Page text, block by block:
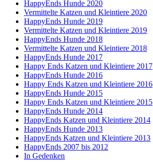
HappyEnds Hunde 2020
Vermittelte Katzen und Kleintiere 2020
HappyEnds Hunde 2019
Vermittelte Katzen und Kleintiere 2019
HappyEnds Hunde 2018
Vermittelte Katzen und Kleintiere 2018
HappyEnds Hunde 2017
Happy Ends Katzen und Kleintiere 2017
HappyEnds Hunde 2016
Happy Ends Katzen und Kleintiere 2016
HappyEnds Hunde 2015
Happy Ends Katzen und Kleintiere 2015
HappyEnds Hunde 2014
HappyEnds Katzen und Kleintiere 2014
HappyEnds Hunde 2013
HappyEnds Katzen und Kleintiere 2013
HappyEnds 2007 bis 2012
In Gedenken